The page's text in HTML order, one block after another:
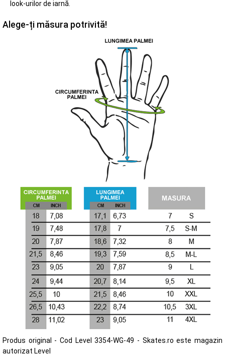
look-urilor de iarnă.
Alege-ți măsura potrivită!
Produs original - Cod Level 3354-WG-49 - Skates.ro este magazin
autorizat Level